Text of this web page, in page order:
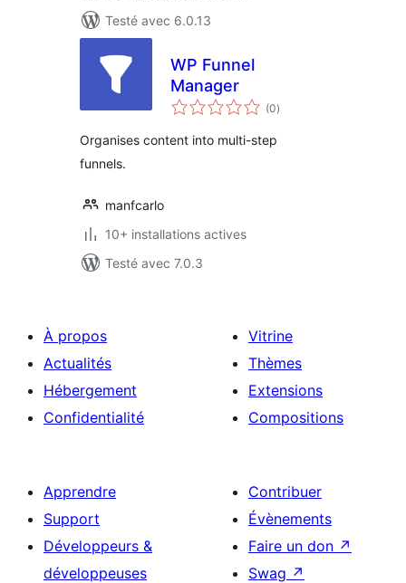
Testé avec 6.0.13
WP Funnel
Manager
(0notes
en
)
Organises content into multi-step
funnels.
manfcarlo
10+ installations actives
Testé avec 7.0.3
À propos
Actualités
Hébergement
Confidentialité
Vitrine
Thèmes
Extensions
Compositions
Apprendre
Support
Développeurs &
développeuses
Contribuer
Évènements
Faire un don ↗
Swag ↗